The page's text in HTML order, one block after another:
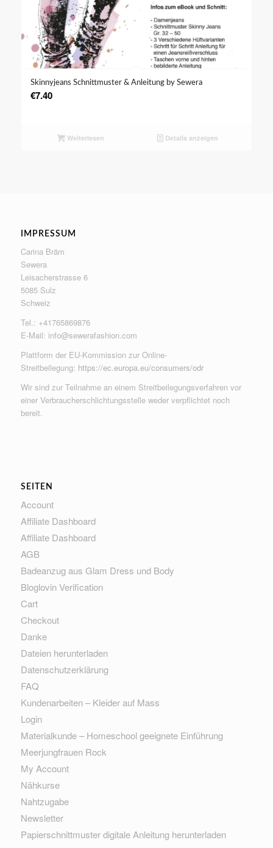
Skinnyjeans Schnittmuster & Anleitung by Sewera
€7.40
Weiterlesen Details anzeigen
IMPRESSUM
Carina Bräm
Sewera
Leisacherstrasse 6
5085 Sulz
Schweiz
Tel.: +41765869876
E-Mail: info@sewerafashion.com
Plattform der EU-Kommission zur Online-
Streitbeilegung: https://ec.europa.eu/consumers/odr
Wir sind zur Teilnahme an einem Streitbeilegungsverfahren vor
einer Verbraucherschlichtungsstelle weder verpflichtet noch
bereit.
SEITEN
Account
Affiliate Dashboard
Affiliate Dashboard
AGB
Badeanzug aus Glam Dress und Body
Bloglovin Verification
Cart
Checkout
Danke
Dateien herunterladen
Datenschutzerklärung
FAQ
Kundenarbeiten – Kleider auf Mass
Login
Materialkunde – Homeschool geeignete Einführung
Meerjungfrauen Rock
My Account
Nähkurse
Nahtzugabe
Newsletter
Papierschnittmuster digitale Anleitung herunterladen